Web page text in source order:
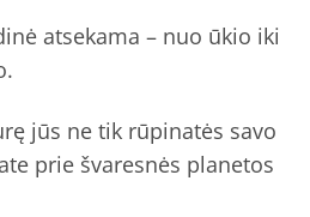
atsekama – nuo ūkio iki
jūs ne tik rūpinatės savo
prie švaresnės planetos